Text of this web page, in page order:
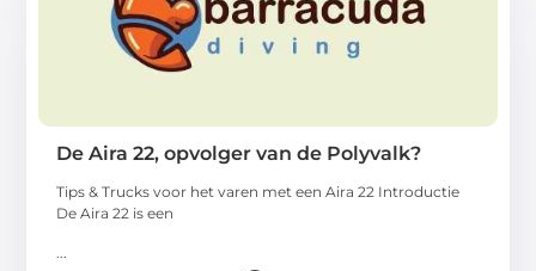
De Aira 22, opvolger van de Polyvalk?
Tips & Trucks voor het varen met een Aira 22 Introductie
De Aira 22 is een